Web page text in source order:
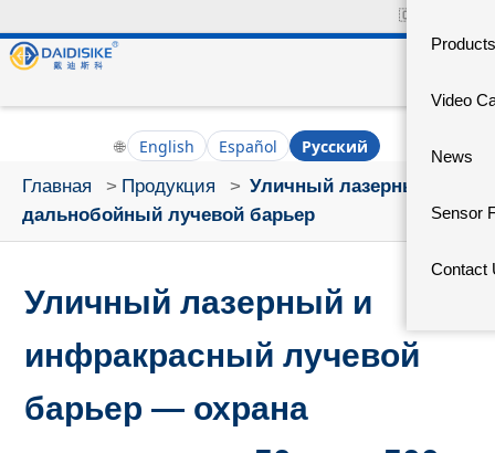
🇨🇳
Products
Video
News
Sensor
Contact
🌐 English Español
Русский
Главная
> Продукция > Уличный лазерный
дальнобойный лучевой барьер
Уличный лазерный и
инфракрасный лучевой
барьер — охрана